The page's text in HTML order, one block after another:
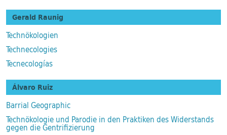
Gerald Raunig
Technökologien
Technecologies
Tecnecologías
Álvaro Ruiz
Barrial Geographic
Technökologie und Parodie in den Praktiken des Widerstands
gegen die Gentrifizierung